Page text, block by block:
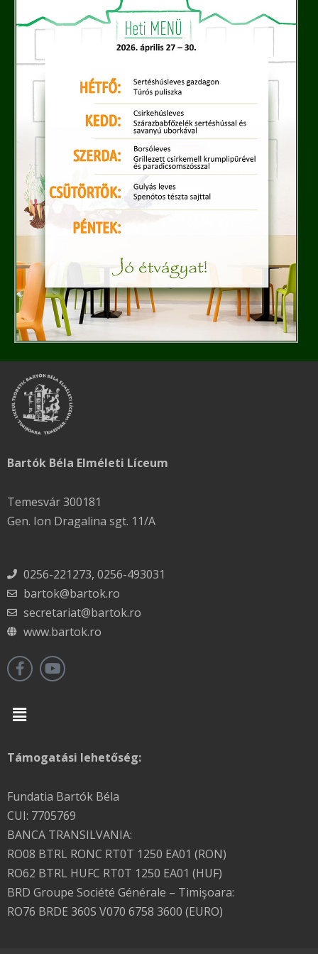
Bartók Béla Elméleti Líceum
Temesvár 300181
Gen. Ion Dragalina sgt. 11/A
0256-221273, 0256-493031
bartok@bartok.ro
secretariat@bartok.ro
www.bartok.ro
Menu
Támogatási lehetőség:
Fundatia Bartók Béla
CUI: 7705769
BANCA TRANSILVANIA:
RO08 BTRL RONC RT0T 1250 EA01 (RON)
RO62 BTRL HUFC RT0T 1250 EA01 (HUF)
BRD Groupe Société Générale – Timişoara:
RO76 BRDE 360S V070 6758 3600 (EURO)